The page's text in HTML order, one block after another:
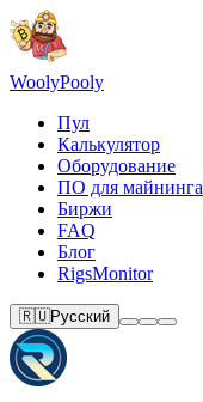
WoolyPooly
Пул
Калькулятор
Оборудование
ПО для майнинга
Биржи
FAQ
Блог
RigsMonitor
🇷🇺Русский